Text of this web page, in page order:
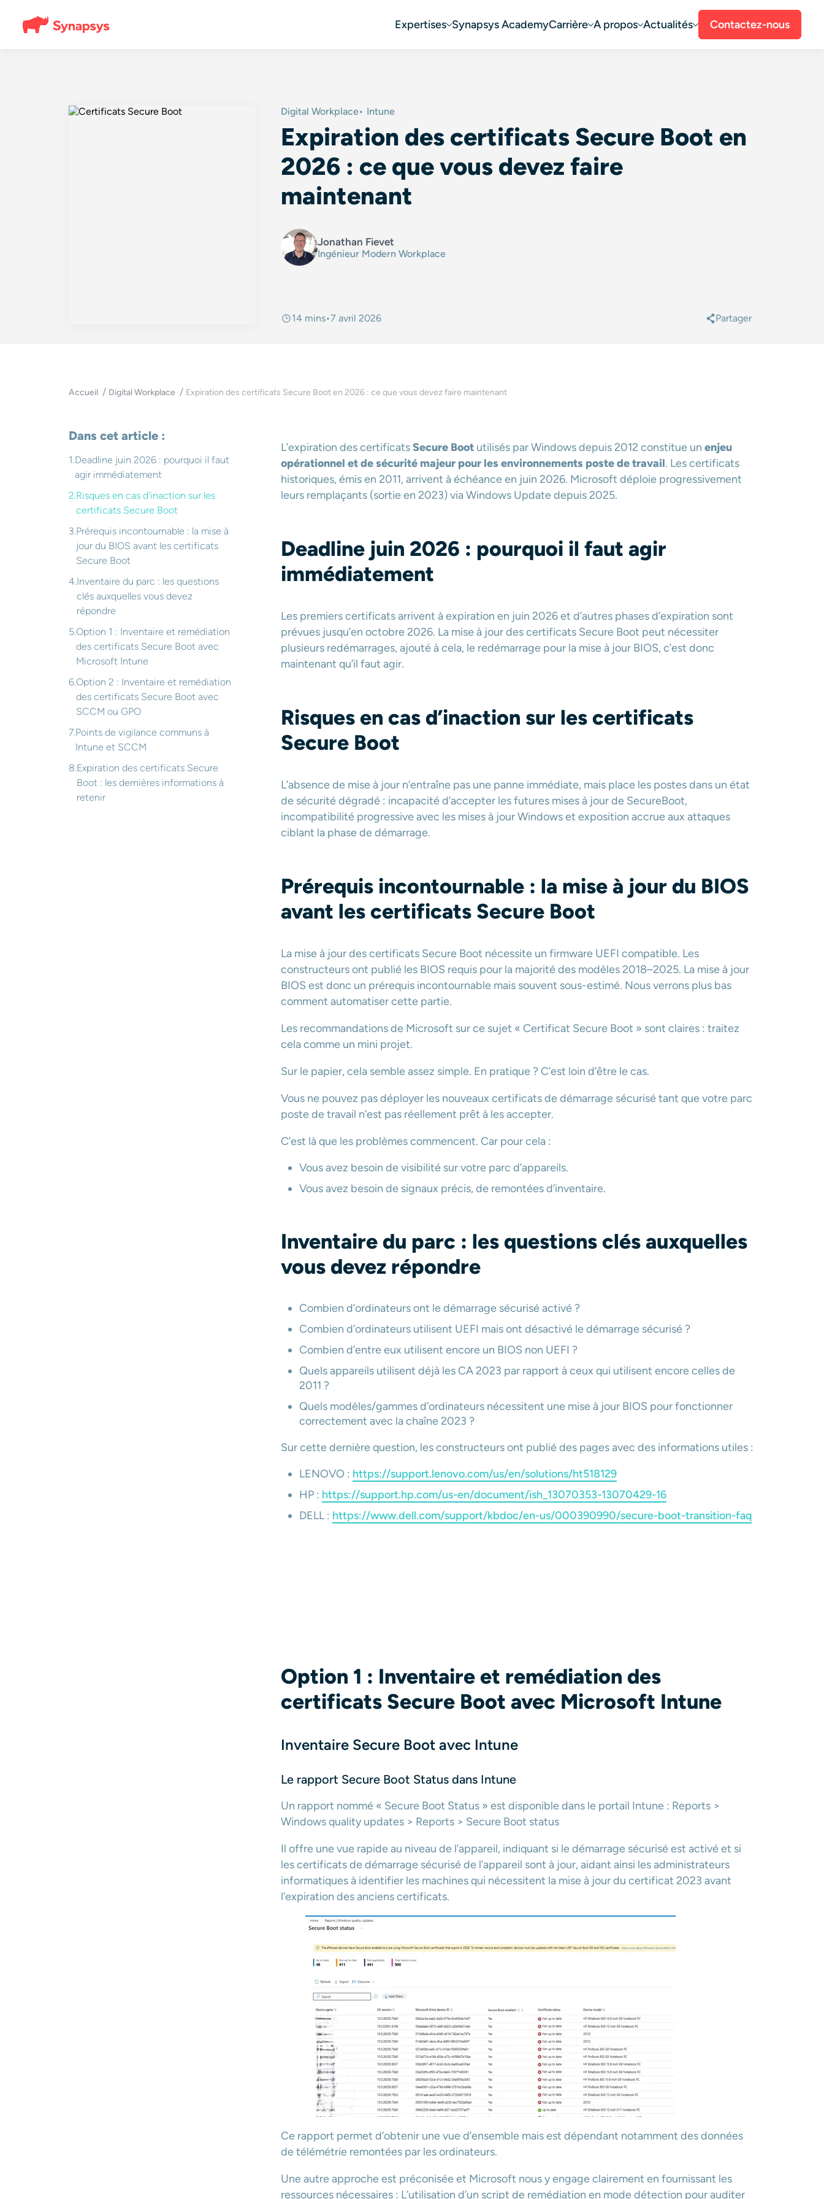
Expertises Synapsys AcademyCarrière A propos Actualités Contactez-nous
Expiration des certificats Secure Boot en
2026 : ce que vous devez faire
maintenant
Digital Workplace Intune
Jonathan Fievet
Ingénieur Modern Workplace
14 mins•7 avril 2026 Partager
Accueil Digital Workplace Expiration des certificats Secure Boot en 2026 : ce que vous devez faire maintenant
Dans cet article :
Deadline juin 2026 : pourquoi il faut
agir immédiatement
Risques en cas d'inaction sur les
certificats Secure Boot
Prérequis incontournable : la mise à
jour du BIOS avant les certificats
Secure Boot
Inventaire du parc : les questions
clés auxquelles vous devez
répondre
Option 1 : Inventaire et remédiation
des certificats Secure Boot avec
Microsoft Intune
Option 2 : Inventaire et remédiation
des certificats Secure Boot avec
SCCM ou GPO
Points de vigilance communs à
Intune et SCCM
Expiration des certificats Secure
Boot : les dernières informations à
retenir
L’expiration des certificatsSecure Boot utilisés par Windows depuis 2012 constitue un enjeu
opérationnel et de sécurité majeur pour les environnements poste de travail. Les certificats
historiques, émis en 2011, arrivent à échéance en juin 2026. Microsoft déploie progressivement
leurs remplaçants (sortie en 2023) via Windows Update depuis 2025.
Deadline juin 2026 : pourquoi il faut agir
immédiatement
Les premiers certificats arrivent à expiration en juin 2026 et d’autres phases d’expiration sont
prévues jusqu’en octobre 2026. La mise à jour des certificats Secure Boot peut nécessiter
plusieurs redémarrages, ajouté à cela, le redémarrage pour la mise à jour BIOS, c’est donc
maintenant qu’il faut agir.
Risques en cas d’inaction sur les certificats
Secure Boot
L’absence de mise à jour n’entraîne pas une panne immédiate, mais place les postes dans un état
de sécurité dégradé : incapacité d’accepter les futures mises à jour de SecureBoot,
incompatibilité progressive avec les mises à jour Windows et exposition accrue aux attaques
ciblant la phase de démarrage.
Prérequis incontournable : la mise à jour du BIOS
avant les certificats Secure Boot
La mise à jour des certificats Secure Boot nécessite un firmware UEFI compatible. Les
constructeurs ont publié les BIOS requis pour la majorité des modèles 2018–2025. La mise à jour
BIOS est donc un prérequis incontournable mais souvent sous-estimé. Nous verrons plus bas
comment automatiser cette partie.
Les recommandations de Microsoft sur ce sujet « Certificat Secure Boot » sont claires : traitez
cela comme un mini projet.
Sur le papier, cela semble assez simple. En pratique ? C’est loin d’être le cas.
Vous ne pouvez pas déployer les nouveaux certificats de démarrage sécurisé tant que votre parc
poste de travail n’est pas réellement prêt à les accepter.
C’est là que les problèmes commencent. Car pour cela :
Vous avez besoin de visibilité sur votre parc d’appareils.
Vous avez besoin de signaux précis, de remontées d’inventaire.
Inventaire du parc : les questions clés auxquelles
vous devez répondre
Combien d’ordinateurs ont le démarrage sécurisé activé ?
Combien d’ordinateurs utilisent UEFI mais ont désactivé le démarrage sécurisé ?
Combien d’entre eux utilisent encore un BIOS non UEFI ?
Quels appareils utilisent déjà les CA 2023 par rapport à ceux qui utilisent encore celles de
2011 ?
Quels modèles/gammes d’ordinateurs nécessitent une mise à jour BIOS pour fonctionner
correctement avec la chaîne 2023 ?
Sur cette dernière question, les constructeurs ont publié des pages avec des informations utiles :
LENOVO : https://support.lenovo.com/us/en/solutions/ht518129
HP : https://support.hp.com/us-en/document/ish_13070353-13070429-16
DELL : https://www.dell.com/support/kbdoc/en-us/000390990/secure-boot-transition-faq
Option 1 : Inventaire et remédiation des
certificats Secure Boot avec Microsoft Intune
Inventaire Secure Boot avec Intune
Le rapport Secure Boot Status dans Intune
Un rapport nommé « Secure Boot Status » est disponible dans le portail Intune : Reports >
Windows quality updates > Reports > Secure Boot status
Il offre une vue rapide au niveau de l’appareil, indiquant si le démarrage sécurisé est activé et si
les certificats de démarrage sécurisé de l’appareil sont à jour, aidant ainsi les administrateurs
informatiques à identifier les machines qui nécessitent la mise à jour du certificat 2023 avant
l’expiration des anciens certificats.
Ce rapport permet d’obtenir une vue d’ensemble mais est dépendant notamment des données
de télémétrie remontées par les ordinateurs.
Une autre approche est préconisée et Microsoft nous y engage clairement en fournissant les
ressources nécessaires : L’utilisation d’un script de remédiation en mode détection pour auditer